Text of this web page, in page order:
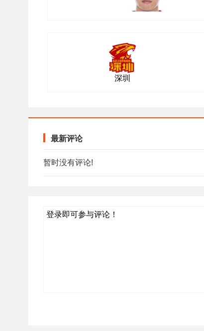
深圳
最新评论
暂时没有评论!
登录即可参与评论！